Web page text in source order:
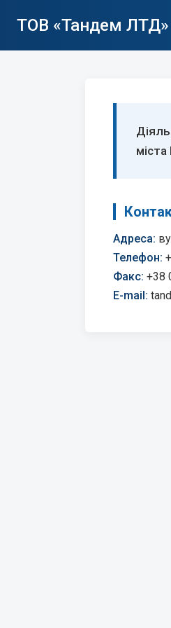
ТОВ «Тандем ЛТД»
міста
Адреса:
Телефон:
Факс: +38
E-mail: